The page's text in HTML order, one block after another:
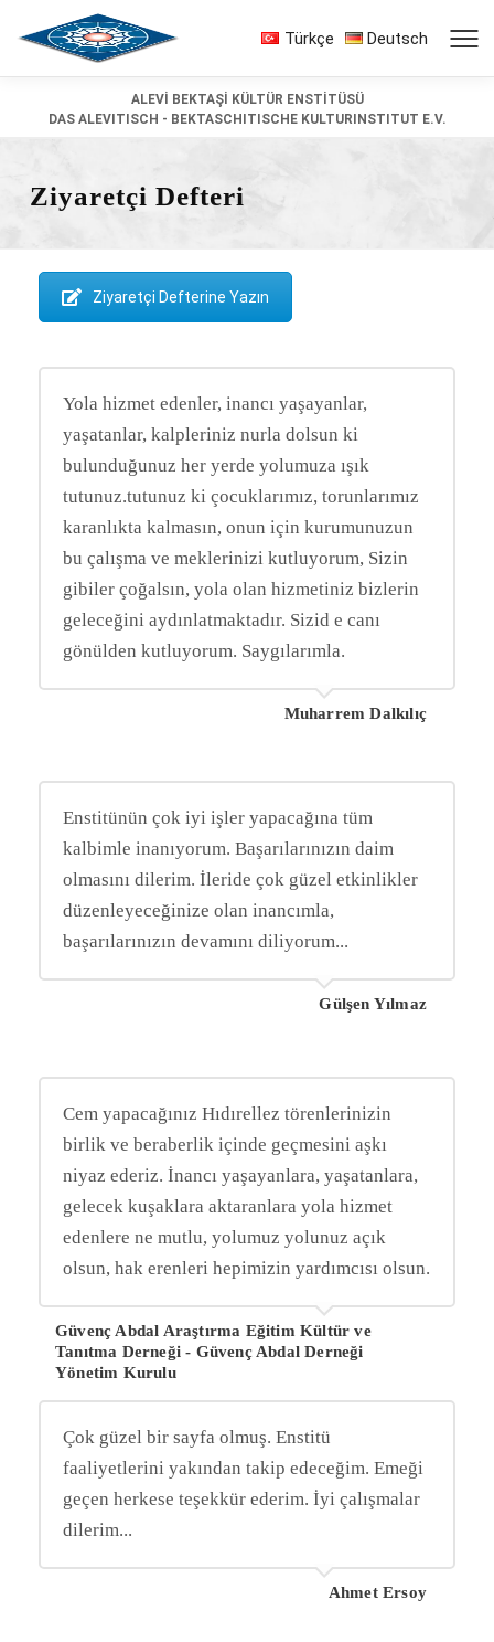
Türkçe Deutsch
ALEVİ BEKTAŞİ KÜLTÜR ENSTİTÜSÜ
DAS ALEVITISCH - BEKTASCHITISCHE KULTURINSTITUT E.V.
Ziyaretçi Defteri
Ziyaretçi Defterine Yazın
Yola hizmet edenler, inancı yaşayanlar,
yaşatanlar, kalpleriniz nurla dolsun ki
bulunduğunuz her yerde yolumuza ışık
tutunuz.tutunuz ki çocuklarımız, torunlarımız
karanlıkta kalmasın, onun için kurumunuzun
bu çalışma ve meklerinizi kutluyorum, Sizin
gibiler çoğalsın, yola olan hizmetiniz bizlerin
geleceğini aydınlatmaktadır. Sizid e canı
gönülden kutluyorum. Saygılarımla.
Muharrem Dalkılıç
Enstitünün çok iyi işler yapacağına tüm
kalbimle inanıyorum. Başarılarınızın daim
olmasını dilerim. İleride çok güzel etkinlikler
düzenleyeceğinize olan inancımla,
başarılarınızın devamını diliyorum...
Gülşen Yılmaz
Cem yapacağınız Hıdırellez törenlerinizin
birlik ve beraberlik içinde geçmesini aşkı
niyaz ederiz. İnancı yaşayanlara, yaşatanlara,
gelecek kuşaklara aktaranlara yola hizmet
edenlere ne mutlu, yolumuz yolunuz açık
olsun, hak erenleri hepimizin yardımcısı olsun.
Güvenç Abdal Araştırma Eğitim Kültür ve
Tanıtma Derneği - Güvenç Abdal Derneği
Yönetim Kurulu
Çok güzel bir sayfa olmuş. Enstitü
faaliyetlerini yakından takip edeceğim. Emeği
geçen herkese teşekkür ederim. İyi çalışmalar
dilerim...
Ahmet Ersoy